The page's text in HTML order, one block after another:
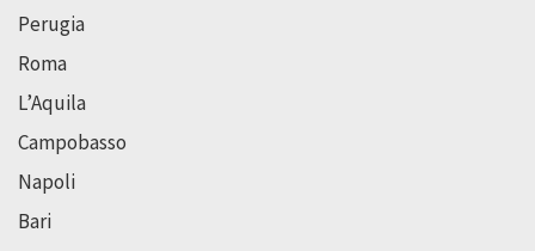
Perugia
Roma
L’Aquila
Campobasso
Napoli
Bari